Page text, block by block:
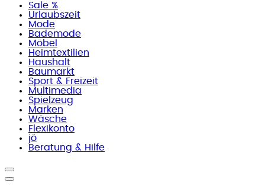
Sale %
Urlaubszeit
Mode
Bademode
Möbel
Heimtextilien
Haushalt
Baumarkt
Sport & Freizeit
Multimedia
Spielzeug
Marken
Wäsche
Flexikonto
jö
Beratung & Hilfe